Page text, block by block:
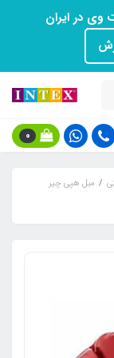
در ایران
0
مبل هپی چیر